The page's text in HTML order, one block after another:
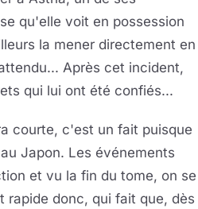
qu'elle voit en possession
la mener directement en
Après cet incident,
qui lui ont été confiés...
courte, c'est un fait puisque
Japon. Les événements
et vu la fin du tome, on se
rapide donc, qui fait que, dès